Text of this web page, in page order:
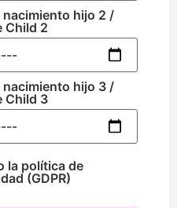
nacimiento hijo 2 /
Child 2
nacimiento hijo 3 /
Child 3
la política de
(GDPR)